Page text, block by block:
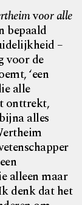
voor alle
bepaald
–
voor de
‘een
alle
onttrekt,
alles
alleen maar
denk dat het